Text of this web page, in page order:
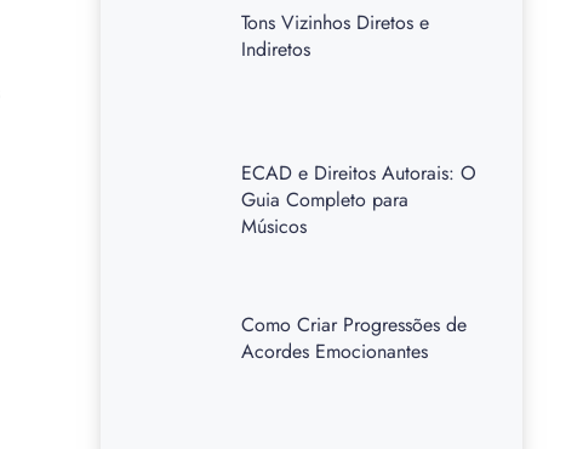
Tons Vizinhos Diretos e
Indiretos
ECAD e Direitos Autorais: O
Guia Completo para
Músicos
Como Criar Progressões de
Acordes Emocionantes